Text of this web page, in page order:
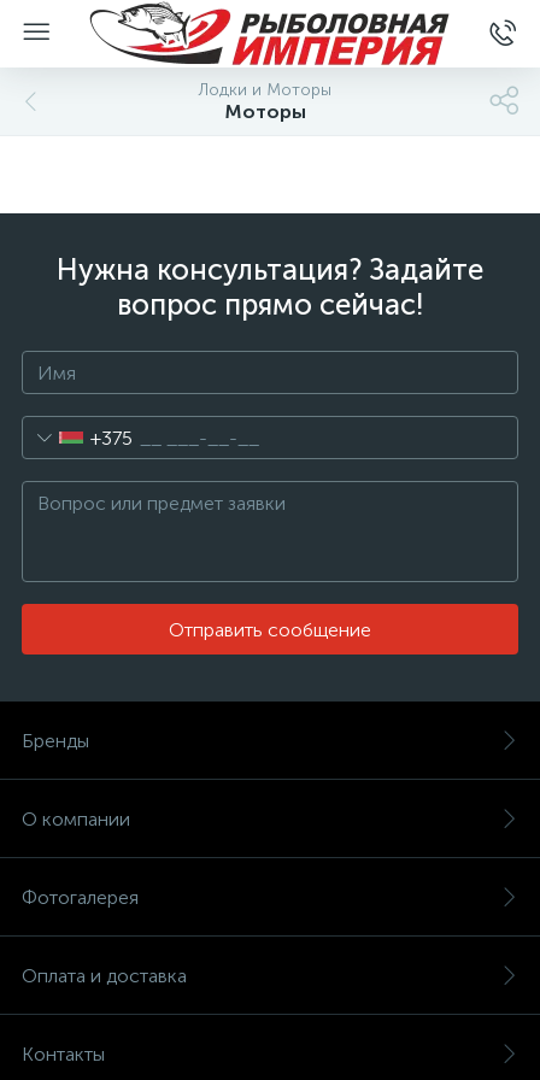
Лодки и Моторы
Моторы
Нужна консультация? Задайте
вопрос прямо сейчас!
+375
Отправить сообщение
Бренды
О компании
Фотогалерея
Оплата и доставка
Контакты